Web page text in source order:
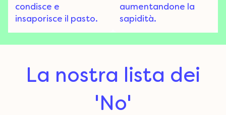
condisce e
insaporisce il pasto.
aumentandone la
sapidità.
La nostra lista dei
'No'